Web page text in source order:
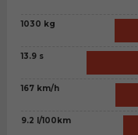
1030 kg
13.9 s
167 km/h
9.2 l/100km